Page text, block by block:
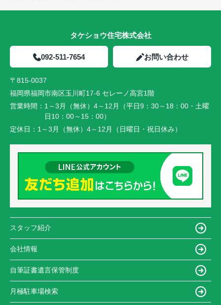
タケショウ住宅株式会社
092-511-7654 お問い合わせ
〒815-0037
福岡県福岡市南区玉川町17-6 セレーノ高宮1階
営業時間： 1～3月（無休）4～12月（平日9：30～18：00・土曜
日10：00～15：00）
定休日： 1～3月（無休）4～12月（日曜日・祝日休み）
スタッフ紹介
会社情報
自筆証書遺言保管制度
月極駐車場検索